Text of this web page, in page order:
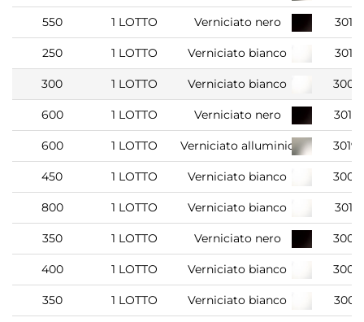
550 1 LOTTO Verniciato nero
250 1 LOTTO Verniciato bianco
300 1 LOTTO Verniciato bianco
600 1 LOTTO Verniciato nero
600 1 LOTTO Verniciato alluminio
450 1 LOTTO Verniciato bianco
800 1 LOTTO Verniciato bianco
350 1 LOTTO Verniciato nero
400 1 LOTTO Verniciato bianco
350 1 LOTTO Verniciato bianco